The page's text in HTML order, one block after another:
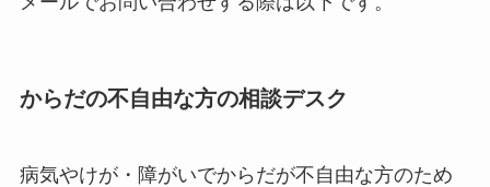
からだの不自由な方の相談デスク
病気やけが・障がいでからだが不自由な方のため